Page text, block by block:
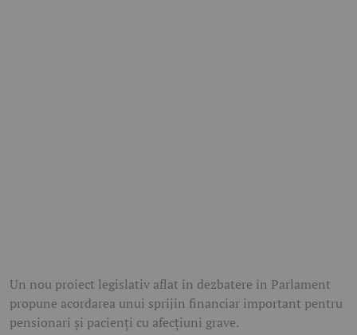
Un nou proiect legislativ aflat în dezbatere în Parlament
propune acordarea unui sprijin financiar important pentru
pensionari și pacienți cu afecțiuni grave.